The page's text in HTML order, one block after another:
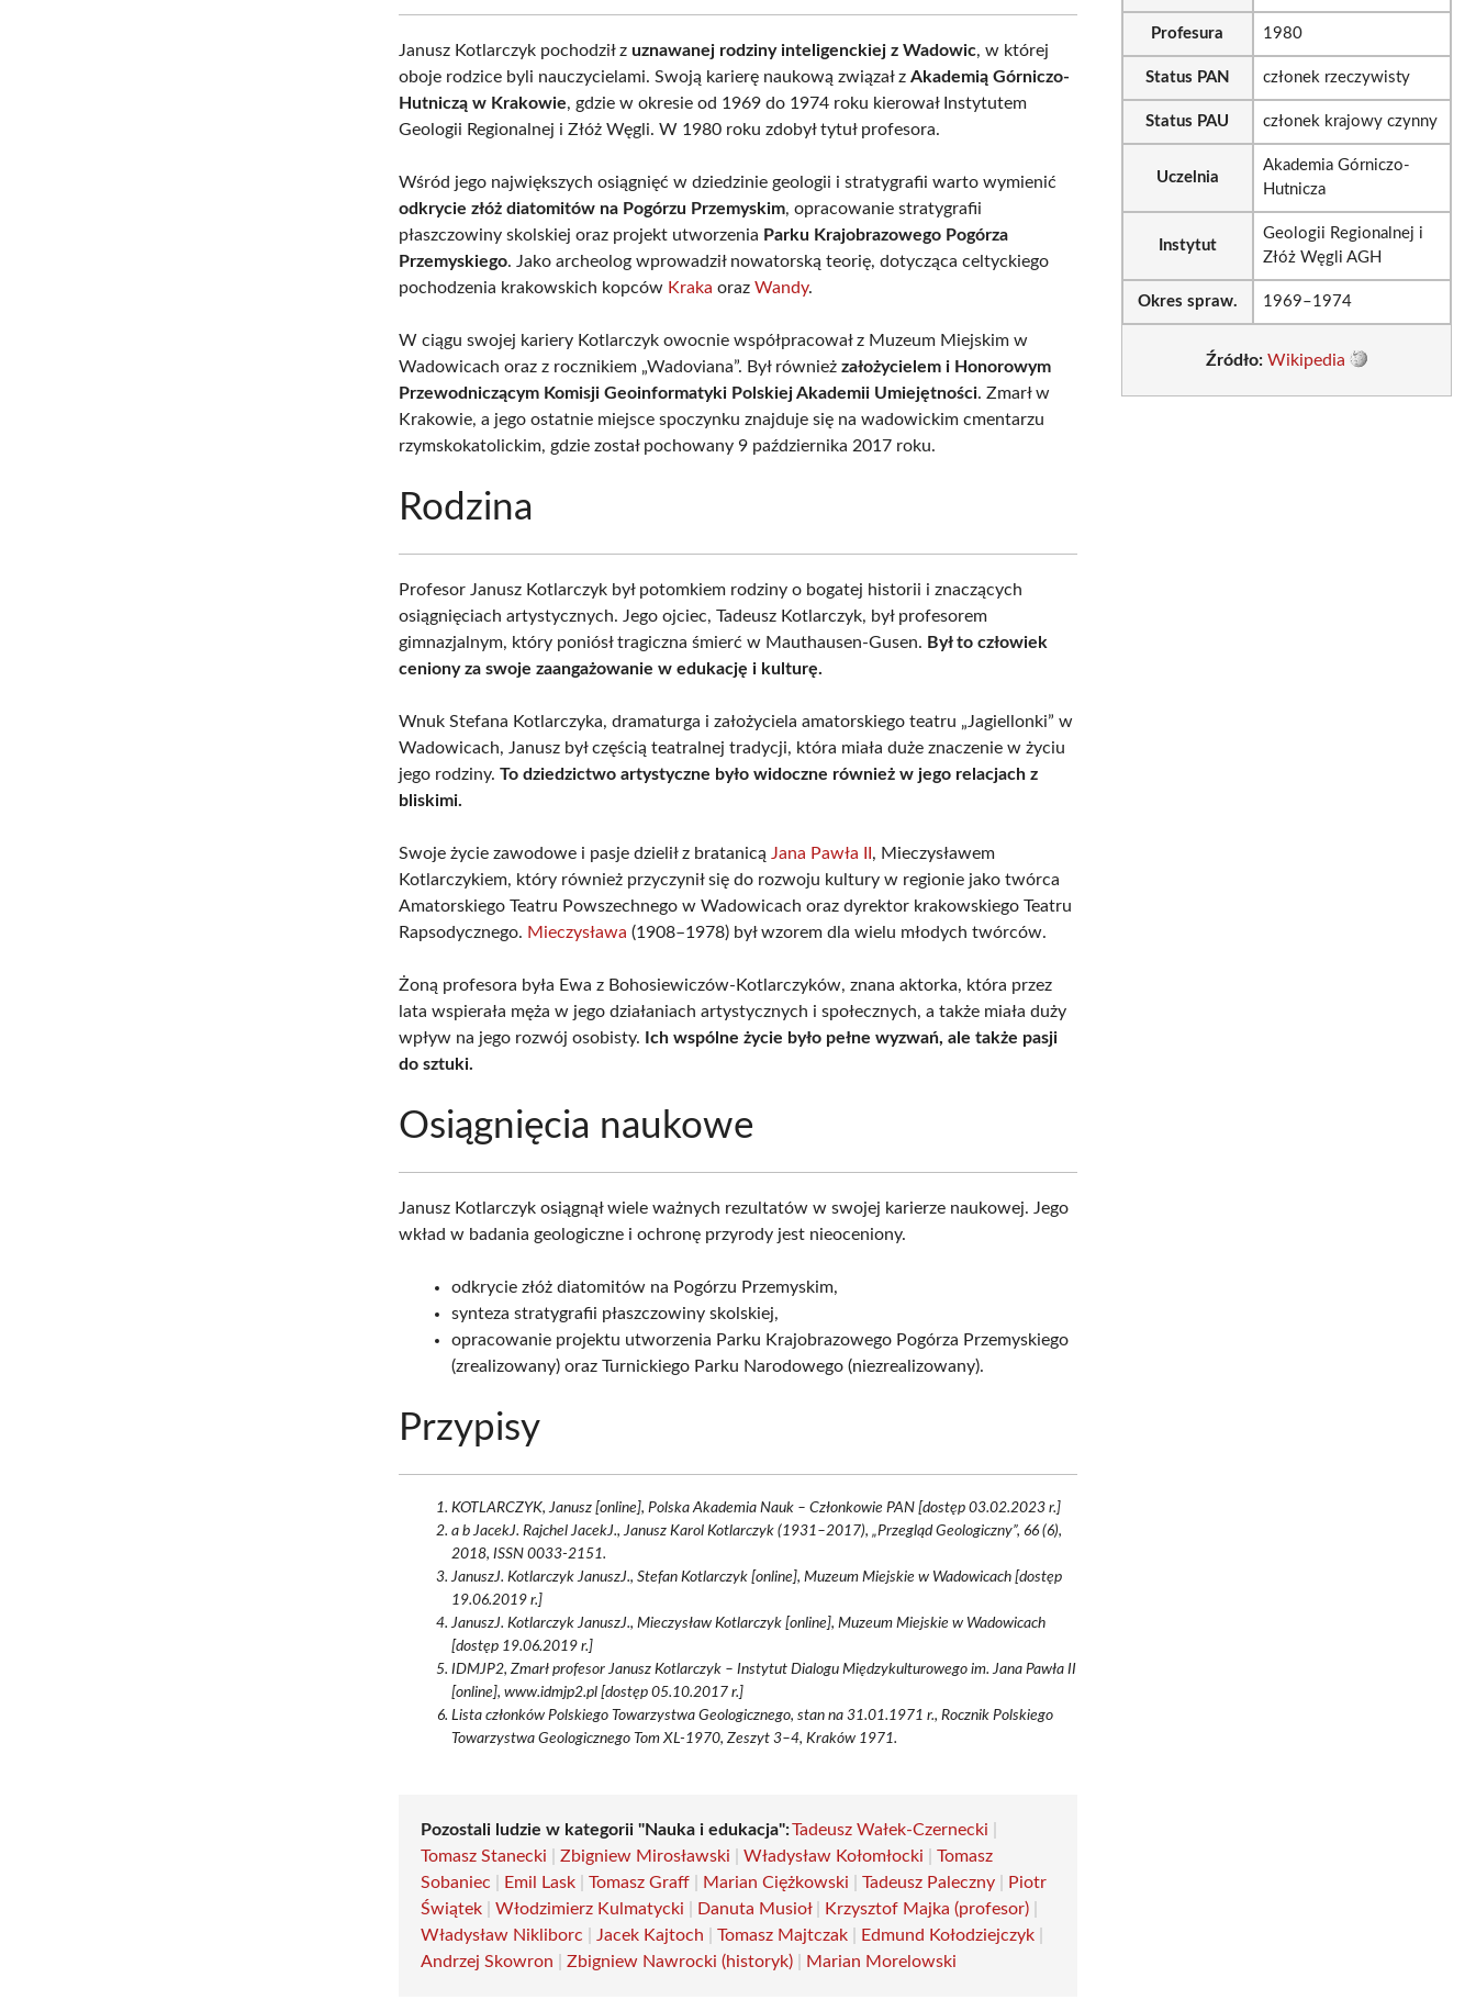
Janusz Kotlarczyk pochodził zuznawanej rodziny inteligenckiej z Wadowic, w której
oboje rodzice byli nauczycielami. Swoją karierę naukową związał zAkademią Górniczo-
Hutniczą w Krakowie, gdzie w okresie od 1969 do 1974 roku kierował Instytutem
Geologii Regionalnej i Złóż Węgli. W 1980 roku zdobył tytuł profesora.
Wśród jego największych osiągnięć w dziedzinie geologii i stratygrafii warto wymienić
odkrycie złóż diatomitów na Pogórzu Przemyskim, opracowanie stratygrafii
płaszczowiny skolskiej oraz projekt utworzenia Parku Krajobrazowego Pogórza
Przemyskiego. Jako archeolog wprowadził nowatorską teorię, dotycząca celtyckiego
pochodzenia krakowskich kopców Kraka orazWandy.
W ciągu swojej kariery Kotlarczyk owocnie współpracował z Muzeum Miejskim w
Wadowicach oraz z rocznikiem „Wadoviana”. Był równieżzałożycielem i Honorowym
Przewodniczącym Komisji Geoinformatyki Polskiej Akademii Umiejętności. Zmarł w
Krakowie, a jego ostatnie miejsce spoczynku znajduje się na wadowickim cmentarzu
rzymskokatolickim, gdzie został pochowany 9 października 2017 roku.
Rodzina
Profesor Janusz Kotlarczyk był potomkiem rodziny o bogatej historii i znaczących
osiągnięciach artystycznych. Jego ojciec, Tadeusz Kotlarczyk, był profesorem
gimnazjalnym, który poniósł tragiczna śmierć w Mauthausen-Gusen. Był to człowiek
ceniony za swoje zaangażowanie w edukację i kulturę.
Wnuk Stefana Kotlarczyka, dramaturga i założyciela amatorskiego teatru „Jagiellonki” w
Wadowicach, Janusz był częścią teatralnej tradycji, która miała duże znaczenie w życiu
jego rodziny.To dziedzictwo artystyczne było widoczne również w jego relacjach z
bliskimi.
Swoje życie zawodowe i pasje dzielił z bratanicą Jana Pawła II, Mieczysławem
Kotlarczykiem, który również przyczynił się do rozwoju kultury w regionie jako twórca
Amatorskiego Teatru Powszechnego w Wadowicach oraz dyrektor krakowskiego Teatru
Rapsodycznego. Mieczysława (1908–1978) był wzorem dla wielu młodych twórców.
Żoną profesora była Ewa z Bohosiewiczów-Kotlarczyków, znana aktorka, która przez
lata wspierała męża w jego działaniach artystycznych i społecznych, a także miała duży
wpływ na jego rozwój osobisty. Ich wspólne życie było pełne wyzwań, ale także pasji
do sztuki.
Osiągnięcia naukowe
Janusz Kotlarczyk osiągnął wiele ważnych rezultatów w swojej karierze naukowej. Jego
wkład w badania geologiczne i ochronę przyrody jest nieoceniony.
odkrycie złóż diatomitów na Pogórzu Przemyskim,
synteza stratygrafii płaszczowiny skolskiej,
opracowanie projektu utworzenia Parku Krajobrazowego Pogórza Przemyskiego
(zrealizowany) oraz Turnickiego Parku Narodowego (niezrealizowany).
Przypisy
KOTLARCZYK, Janusz [online], Polska Akademia Nauk – Członkowie PAN [dostęp 03.02.2023 r.]
a b JacekJ. Rajchel JacekJ., Janusz Karol Kotlarczyk (1931–2017), „Przegląd Geologiczny”, 66 (6),
2018, ISSN 0033-2151.
JanuszJ. Kotlarczyk JanuszJ., Stefan Kotlarczyk [online], Muzeum Miejskie w Wadowicach [dostęp
19.06.2019 r.]
JanuszJ. Kotlarczyk JanuszJ., Mieczysław Kotlarczyk [online], Muzeum Miejskie w Wadowicach
[dostęp 19.06.2019 r.]
IDMJP2, Zmarł profesor Janusz Kotlarczyk – Instytut Dialogu Międzykulturowego im. Jana Pawła II
[online], www.idmjp2.pl [dostęp 05.10.2017 r.]
Lista członków Polskiego Towarzystwa Geologicznego, stan na 31.01.1971 r., Rocznik Polskiego
Towarzystwa Geologicznego Tom XL-1970, Zeszyt 3–4, Kraków 1971.
Pozostali ludzie w kategorii "Nauka i edukacja":Tadeusz Wałek-Czernecki
Tomasz Stanecki |Zbigniew Mirosławski |Władysław Kołomłocki |Tomasz
Sobaniec
Emil Lask |Tomasz Graff Marian Ciężkowski |Tadeusz Paleczny
Piotr
Świątek |Włodzimierz Kulmatycki Danuta Musioł| Krzysztof Majka (profesor)
Władysław Nikliborc
Jacek Kajtoch |Tomasz Majtczak Edmund Kołodziejczyk
Andrzej Skowron |Zbigniew Nawrocki (historyk) Marian Morelowski
Profesura 1980
Status PAN członek rzeczywisty
Status PAU członek krajowy czynny
Uczelnia
Akademia Górniczo-
Hutnicza
Instytut
Geologii Regionalnej i
Złóż Węgli AGH
Okres spraw. 1969–1974
Źródło: Wikipedia